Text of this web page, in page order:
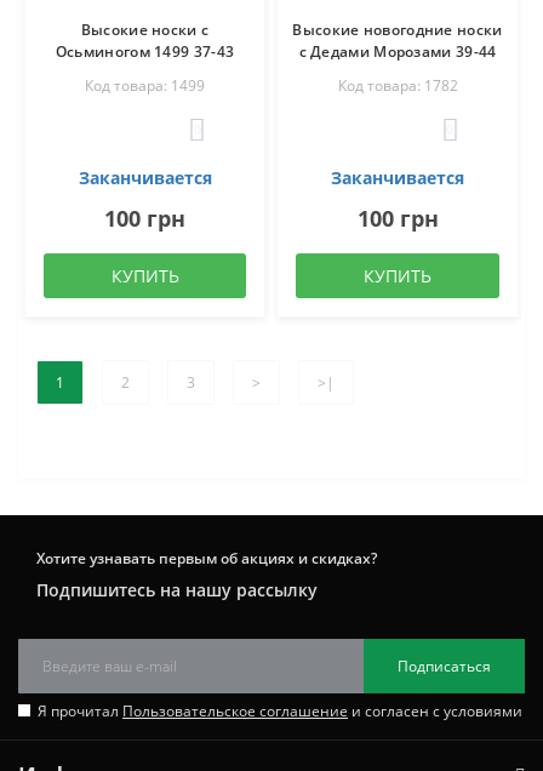
Высокие носки c
Осьминогом 1499 37-43
Код товара: 1499
Заканчивается
100 грн
КУПИТЬ
Высокие новогодние носки
с Дедами Морозами 39-44
Код товара: 1782
Заканчивается
100 грн
КУПИТЬ
1 2 3 > >|
Хотите узнавать первым об акциях и скидках?
Подпишитесь на нашу рассылку
Подписаться
Я прочитал Пользовательское соглашение и согласен с условиями